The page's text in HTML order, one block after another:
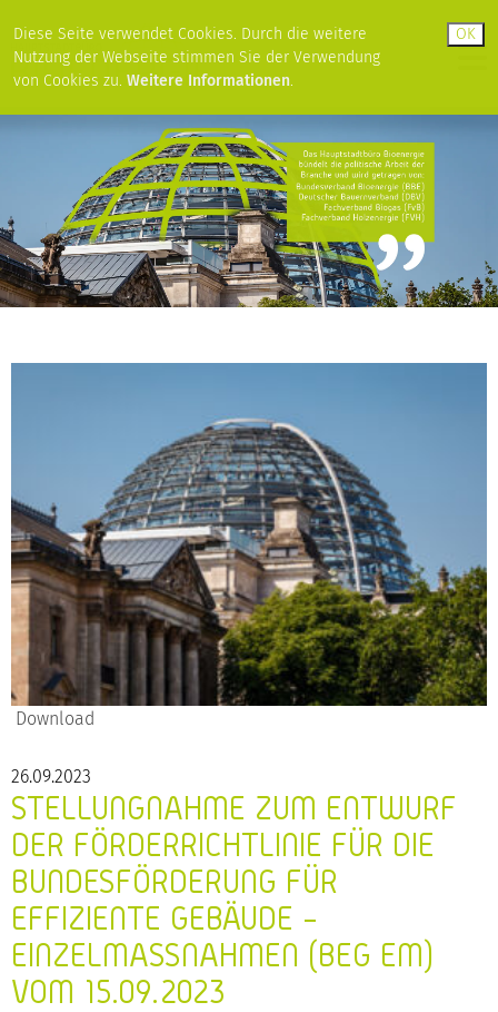
Diese Seite verwendet Cookies. Durch die weitere
Nutzung der Webseite stimmen Sie der Verwendung
von Cookies zu. Weitere Informationen.
Download
26.09.2023
STELLUNGNAHME ZUM ENTWURF
DER FÖRDERRICHTLINIE FÜR DIE
BUNDESFÖRDERUNG FÜR
EFFIZIENTE GEBÄUDE –
EINZELMASSNAHMEN (BEG EM) V
OM 15.09.2023